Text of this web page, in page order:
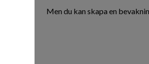
Men du kan skapa en